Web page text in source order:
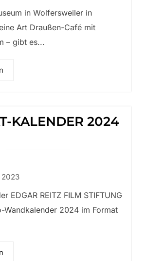
in Wolfersweiler in
Art Draußen-Café mit
– gibt es...
KALENDER 2024
2023
EDGAR REITZ FILM STIFTUNG
Wandkalender 2024 im Format